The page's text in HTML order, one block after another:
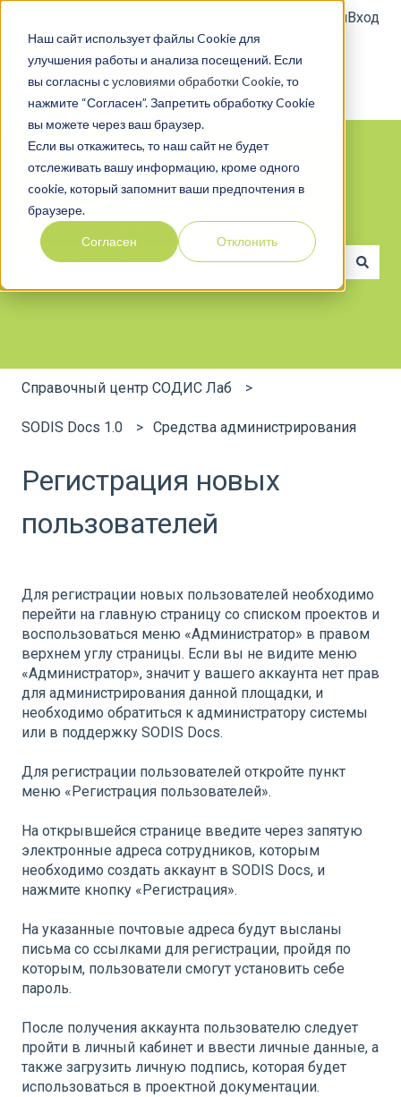
Наш сайт использует файлы Cookie для
улучшения работы и анализа посещений. Если
вы согласны сусловиями обработки Cookie, то
нажмите “Согласен”. Запретить обработку Cookie
вы можете через ваш браузер.
Если вы откажитесь, то наш сайт не будет
отслеживать вашу информацию, кроме одного
cookie, который запомнит ваши предпочтения в
браузере.
Согласен Отклонить
Клиентский порталВход
Справочный центр СОДИС Лаб
Результаты отсутствуют, так как поле поиска
Справочный центр СОДИС Лаб
SODIS Docs 1.0 Средства администрирования
Регистрация новых
пользователей
Для регистрации новых пользователей необходимо
перейти на главную страницу со списком проектов и
воспользоваться меню «Администратор» в правом
верхнем углу страницы. Если вы не видите меню
«Администратор», значит у вашего аккаунта нет прав
для администрирования данной площадки, и
необходимо обратиться к администратору системы
или в поддержку SODIS Docs.
Для регистрации пользователей откройте пункт
меню «Регистрация пользователей».
На открывшейся странице введите через запятую
электронные адреса сотрудников, которым
необходимо создать аккаунт в SODIS Docs, и
нажмите кнопку «Регистрация».
На указанные почтовые адреса будут высланы
письма со ссылками для регистрации, пройдя по
которым, пользователи смогут установить себе
пароль.
После получения аккаунта пользователю следует
пройти в личный кабинет и ввести личные данные, а
также загрузить личную подпись, которая будет
использоваться в проектной документации.